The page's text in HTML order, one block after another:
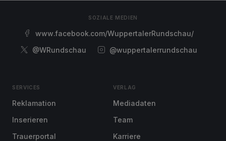
SOZIALE MEDIEN
www.facebook.com/WuppertalerRundschau/
@WRundschau
@wuppertalerrundschau
SERVICES
Reklamation
Inserieren
Trauerportal
VERLAG
Mediadaten
Team
Karriere